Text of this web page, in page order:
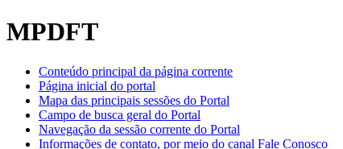
MPDFT
Conteúdo principal da página corrente
Página inicial do portal
Mapa das principais sessões do Portal
Campo de busca geral do Portal
Navegação da sessão corrente do Portal
Informações de contato, por meio do canal Fale Conosco